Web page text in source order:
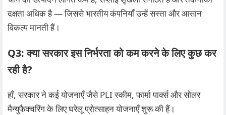
दक्षता अधिक है — जिससे भारतीय कंपनियाँ उन्हें सस्ता और आसान
विकल्प मानती हैं।
Q3: क्या सरकार इस निर्भरता को कम करने के लिए कुछ कर
रही है?
हाँ, सरकार ने कई योजनाएँ जैसे PLI स्कीम, फार्मा पार्क्स और सोलर
मैन्युफैक्चरिंग के लिए घरेलू प्रोत्साहन योजनाएँ शुरू की हैं।